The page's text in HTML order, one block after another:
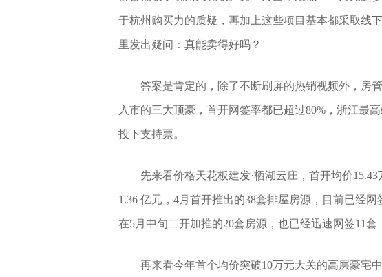
于杭州购买力的质疑，再加上这些项目基本都采取线
里发出疑问：真能卖得好吗？
答案是肯定的，除了不断刷屏的热销视频外，房
入市的三大顶豪，首开网签率都已超过80%，浙江最
投下支持票。
先来看价格天花板建发·栖湖云庄，首开均价
1.36 亿元，4月首开推出的38套排屋房源，目前已经
在5月中旬二开加推的20套房源，也已经迅速网签11套
再来看今年首个均价突破10万元大关的高层豪宅